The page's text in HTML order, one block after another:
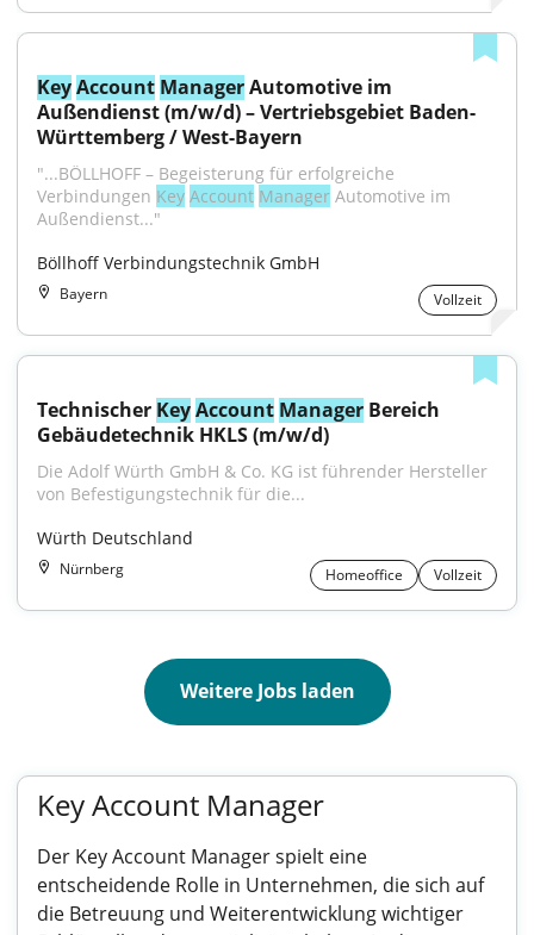
KeyAccount Manager Automotive im
Außendienst (m/w/d) – Vertriebsgebiet Baden-
Württemberg / West-Bayern
"...BÖLLHOFF – Begeisterung für erfolgreiche
Verbindungen Key Account Manager Automotive im
Außendienst..."
Böllhoff Verbindungstechnik GmbH
Bayern Vollzeit
Technischer KeyAccount Manager Bereich
Gebäudetechnik HKLS (m/w/d)
Die Adolf Würth GmbH & Co. KG ist führender Hersteller
von Befestigungstechnik für die...
Würth Deutschland
Nürnberg Homeoffice Vollzeit
Weitere Jobs laden
Key Account Manager
Der Key Account Manager spielt eine
entscheidende Rolle in Unternehmen, die sich auf
die Betreuung und Weiterentwicklung wichtiger